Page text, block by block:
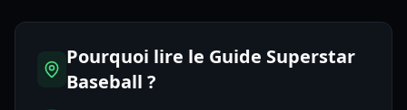
Pourquoi lire le Guide Superstar
Baseball ?